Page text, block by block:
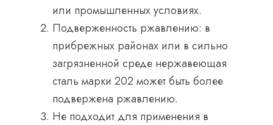
или промышленных условиях.
Подверженность ржавлению: в
прибрежных районах или в сильно
загрязненной среде нержавеющая
сталь марки 202 может быть более
подвержена ржавлению.
Не подходит для применения в